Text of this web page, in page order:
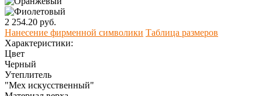
2 254.20 руб.
Нанесение фирменной символики Таблица размеров
Характеристики:
Цвет
Черный
Утеплитель
"Мех искусственный"